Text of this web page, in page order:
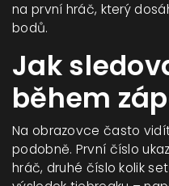
na první hráč, který
bodů.
Jak
během
Na obrazovce často
podobně. První číslo
hráč, druhé číslo kolik